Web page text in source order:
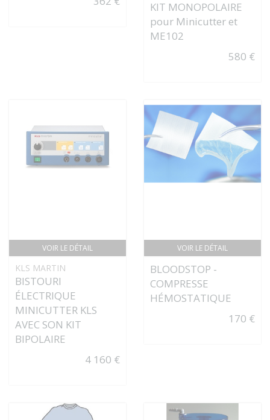
KIT MONOPOLAIRE
pour Minicutter et
ME102
580 €
VOIR LE DÉTAIL
KLS MARTIN
BISTOURI
ÉLECTRIQUE
MINICUTTER KLS
AVEC SON KIT
BIPOLAIRE
4 160 €
VOIR LE DÉTAIL
BLOODSTOP -
COMPRESSE
HÉMOSTATIQUE
170 €